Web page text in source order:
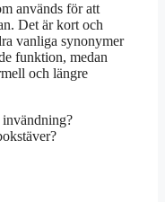
används för att
Det är kort och
vanliga synonymer
funktion, medan
och längre